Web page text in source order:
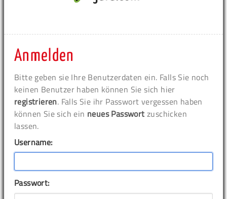
Anmelden
Bitte geben sie Ihre Benutzerdaten ein. Falls Sie noch
keinen Benutzer haben können Sie sich hier
registrieren. Falls Sie ihr Passwort vergessen haben
können Sie sich ein neues Passwort zuschicken
lassen.
Username:
Passwort: